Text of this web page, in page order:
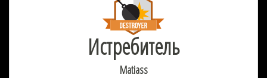
Истребитель
Matiass